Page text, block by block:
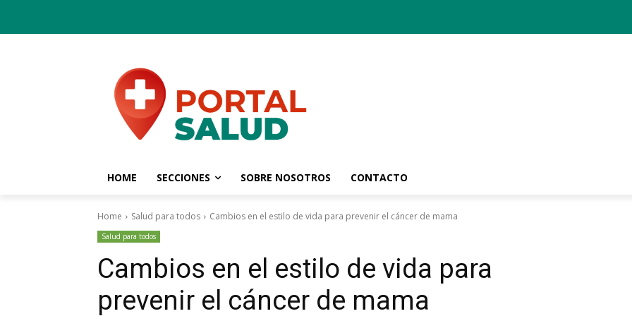
HOME SECCIONES SOBRE NOSOTROS CONTACTO
Home Salud para todos Cambios en el estilo de vida para prevenir el cáncer de mama
Salud para todos
Cambios en el estilo de vida para
prevenir el cáncer de mama